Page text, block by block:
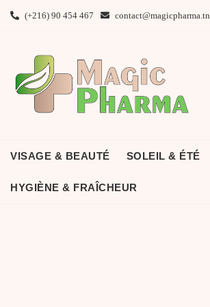
(+216) 90 454 467 contact@magicpharma.tn
VISAGE & BEAUTÉ SOLEIL & ÉTÉ
HYGIÈNE & FRAÎCHEUR